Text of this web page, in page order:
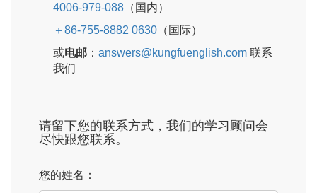
4006-979-088 （国内）
＋86-755-8882 0630 （国际）
或电邮 ： answers@kungfuenglish.com 联系
我们
请留下您的联系方式，我们的学习顾问会
尽快跟您联系。
您的姓名：